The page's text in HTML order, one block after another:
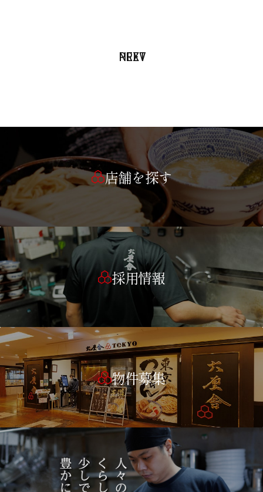
PREV
NEXT
店舗を探す
採用情報
物件募集